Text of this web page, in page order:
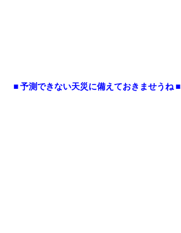
■ 予測できない天災に備えておきませうね ■